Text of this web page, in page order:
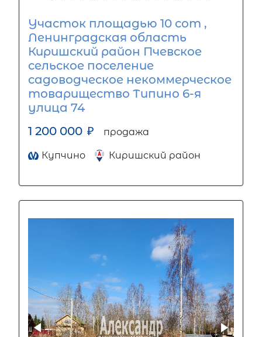
Участок площадью 10 сот ,
Ленинградская область
Киришский район Пчевское
сельское поселение
садоводческое некоммерческое
товарищество Типино 6-я
улица 74
1 200 000 ₽ продажа
Купчино Киришский район